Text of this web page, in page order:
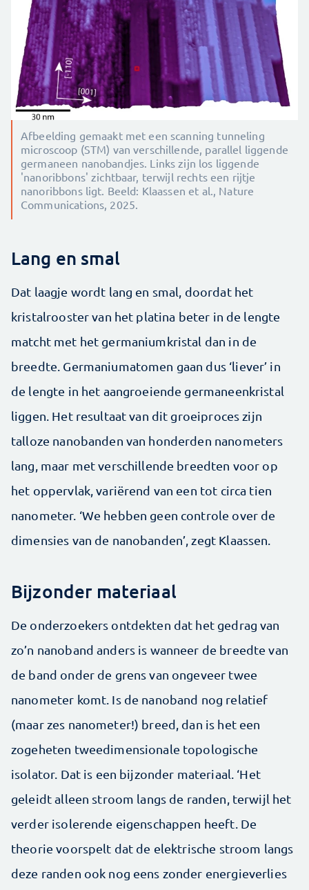
Afbeelding gemaakt met een scanning tunneling
microscoop (STM) van verschillende, parallel liggende
germaneen nanobandjes. Links zijn los liggende
'nanoribbons' zichtbaar, terwijl rechts een rijtje
nanoribbons ligt. Beeld: Klaassen et al., Nature
Communications, 2025.
Lang en smal
Dat laagje wordt lang en smal, doordat het
kristalrooster van het platina beter in de lengte
matcht met het germaniumkristal dan in de
breedte. Germaniumatomen gaan dus ‘liever’ in
de lengte in het aangroeiende germaneenkristal
liggen. Het resultaat van dit groeiproces zijn
talloze nanobanden van honderden nanometers
lang, maar met verschillende breedten voor op
het oppervlak, variërend van een tot circa tien
nanometer. ‘We hebben geen controle over de
dimensies van de nanobanden’, zegt Klaassen.
Bijzonder materiaal
De onderzoekers ontdekten dat het gedrag van
zo’n nanoband anders is wanneer de breedte van
de band onder de grens van ongeveer twee
nanometer komt. Is de nanoband nog relatief
(maar zes nanometer!) breed, dan is het een
zogeheten tweedimensionale topologische
isolator. Dat is een bijzonder materiaal. ‘Het
geleidt alleen stroom langs de randen, terwijl het
verder isolerende eigenschappen heeft. De
theorie voorspelt dat de elektrische stroom langs
deze randen ook nog eens zonder energieverlies